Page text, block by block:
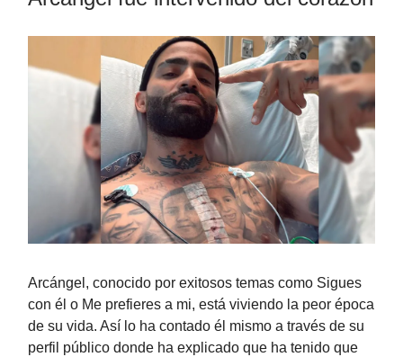
Arcángel, conocido por exitosos temas como Sigues
con él o Me prefieres a mi, está viviendo la peor época
de su vida. Así lo ha contado él mismo a través de su
perfil público donde ha explicado que ha tenido que